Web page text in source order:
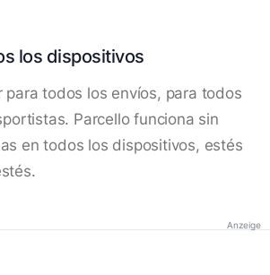
los dispositivos
para todos los envíos, para todos
Parcello funciona sin
en todos los dispositivos, estés
Anzeige